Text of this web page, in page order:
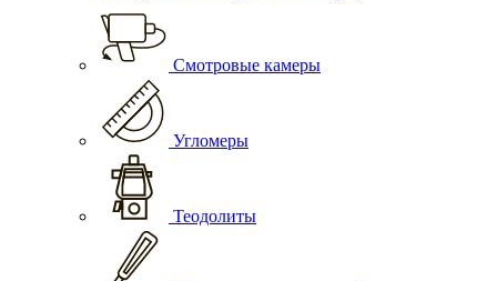
Смотровые камеры
Угломеры
Теодолиты